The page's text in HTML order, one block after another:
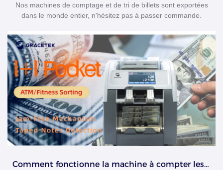
Nos machines de comptage et de tri de billets sont exportées
dans le monde entier, n'hésitez pas à passer commande.
Comment fonctionne la machine à compter les devises ?